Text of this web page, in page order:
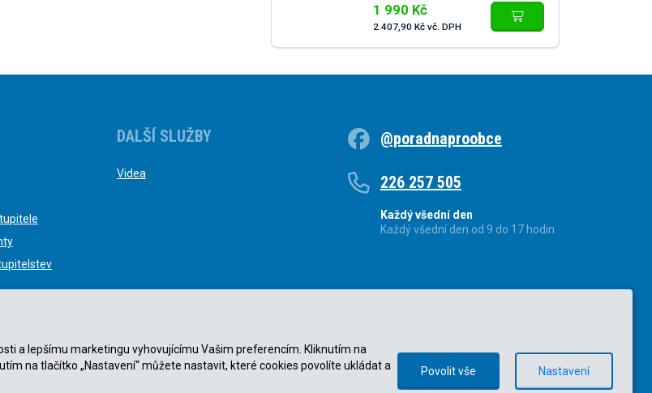
1 990 Kč
2 407,90 Kč vč. DPH
DALŠÍ SLUŽBY
Videa
@poradnaproobce
226 257 505
Každý všední den
Každý všední den od 9 do 17 hodin
osobních údajů
a lepšímu marketingu vyhovujícímu Vašim preferencím. Kliknutím na
na tlačítko „Nastavení“ můžete nastavit, které cookies povolíte ukládat a
Povolit vše Nastavení